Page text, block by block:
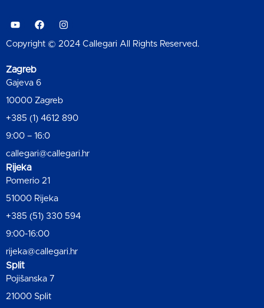
Copyright © 2024 Callegari All Rights Reserved.
Zagreb
Gajeva 6
10000 Zagreb
+385 (1) 4612 890
9:00 – 16:0
callegari@callegari.hr
Rijeka
Pomerio 21
51000 Rijeka
+385 (51) 330 594
9:00-16:00
rijeka@callegari.hr
Split
Pojišanska 7
21000 Split